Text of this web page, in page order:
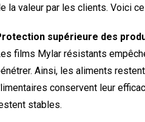
la valeur par les clients. Voici
supérieure des
films Mylar résistants
Ainsi, les aliments
conservent leur
stables.